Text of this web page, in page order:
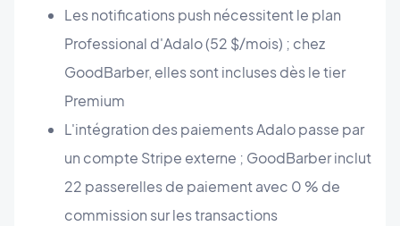
Les notifications push nécessitent le plan
Professional d'Adalo (52 $/mois) ; chez
GoodBarber, elles sont incluses dès le tier
Premium
L'intégration des paiements Adalo passe par
un compte Stripe externe ; GoodBarber inclut
22 passerelles de paiement avec 0 % de
commission sur les transactions